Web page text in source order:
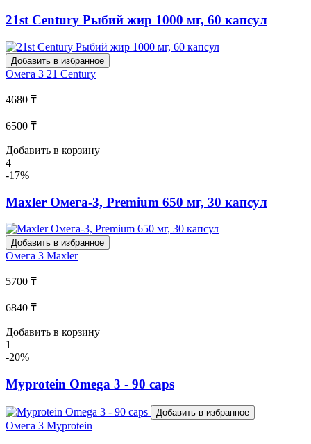
21st Century Рыбий жир 1000 мг, 60 капсул
Добавить в избранное
Омега 3 21 Century
4680 ₸
6500 ₸
Добавить в корзину
4
-17%
Maxler Омега-3, Premium 650 мг, 30 капсул
Добавить в избранное
Омега 3 Maxler
5700 ₸
6840 ₸
Добавить в корзину
1
-20%
Myprotein Omega 3 - 90 caps
Добавить в избранное
Омега 3 Myprotein